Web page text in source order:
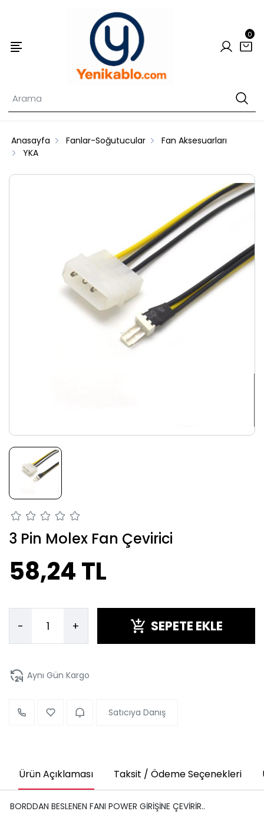
0
Anasayfa Fanlar-Soğutucular
Fan Aksesuarları
YKA
3 Pin Molex Fan Çevirici
58,24 TL
- + SEPETE EKLE
Aynı Gün Kargo
Satıcıya Danış
Ürün Açıklaması Taksit / Ödeme Seçenekleri
BORDDAN BESLENEN FANI POWER GİRİŞİNE ÇEVİRİR..